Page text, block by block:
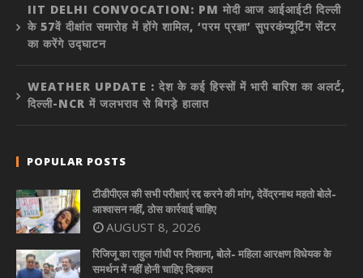
IIT DELHI CONVOCATION: PM मोदी आज आईआईटी दिल्ली
के 57वें दीक्षांत समारोह में होंगे शामिल, ‘परम प्रज्ञा’ सुपरकंप्यूटिंग सेंटर
का करेंगे उद्घाटन
WEATHER UPDATE : देश के कई हिस्सों में भारी बारिश का अलर्ट,
दिल्ली-NCR में जलभराव से बिगड़े हालात
POPULAR POSTS
टीडीपीएल की सभी परीक्षाएं रद्द करने की मांग, देवेंद्रनाथ महतो बोले-
आश्वासन नहीं, ठोस कार्रवाई चाहिए
AUGUST 8, 2026
रिजिजू का राहुल गांधी पर निशाना, बोले- महिला आरक्षण विधेयक के
समर्थन में नहीं होनी चाहिए दिक्कत